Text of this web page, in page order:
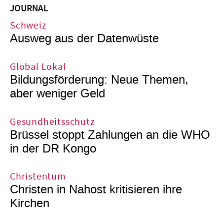
JOURNAL
Schweiz
Ausweg aus der Datenwüste
Global Lokal
Bildungsförderung: Neue Themen,
aber weniger Geld
Gesundheitsschutz
Brüssel stoppt Zahlungen an die WHO
in der DR Kongo
Christentum
Christen in Nahost kritisieren ihre
Kirchen